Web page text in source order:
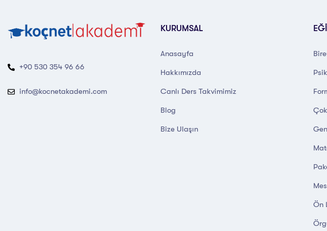
+90 530 354 96 66
info@kocnetakademi.com
KURUMSAL
Anasayfa
Hakkımızda
Canlı Ders Takvimimiz
Blog
Bize Ulaşın
Ön